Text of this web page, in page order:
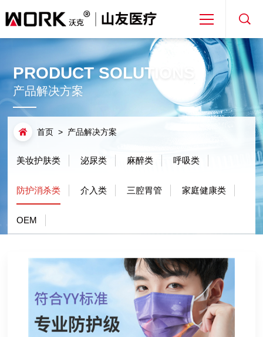
首页
产品解决方案
新闻资讯
免费取样
专利合作
联系我们
PRODUCT SOLUTIONS
产品解决方案
首页 > 产品解决方案
美妆护肤类 泌尿类 麻醉类 呼吸类
防护消杀类 介入类 三腔胃管 家庭健康类
OEM